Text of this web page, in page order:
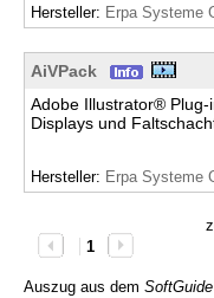
Hersteller: Erpa Systeme
AiVPack
Adobe Illustrator® Plug-
Displays und
Hersteller: Erpa Systeme
1
Auszug aus dem SoftGuide